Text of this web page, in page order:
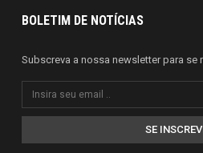
BOLETIM DE NOTÍCIAS
Subscreva a nossa newsletter para se
SE